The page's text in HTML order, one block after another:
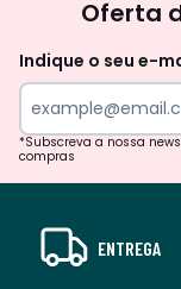
Oferta
Indique o seu e-
*Subscreva a nossa
compras
ENTREGA